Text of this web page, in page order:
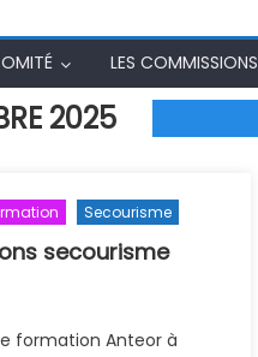
LES COMMISSIONS
2025
Secourisme
secourisme
formation Anteor à